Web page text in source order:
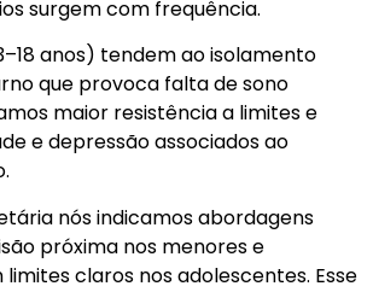
surgem com frequência.
anos) tendem ao isolamento
que provoca falta de sono
maior resistência a limites e
e depressão associados ao
nós indicamos abordagens
próxima nos menores e
claros nos adolescentes. Esse